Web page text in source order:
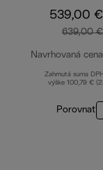
539,00 €
639,00 €
Navrhovaná cena
Zahrnutá suma
výške 100,79 €
Porovnať